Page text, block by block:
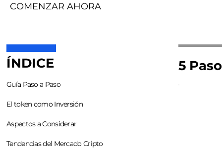
COMENZAR AHORA
ÍNDICE
Guía Paso a Paso
El token como Inversión
Aspectos a Considerar
Tendencias del Mercado Cripto
5